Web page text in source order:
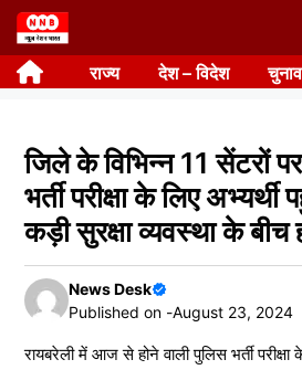
Skip
to
content राज्य देश – विदेश
जिले के विभिन्न 11 सेंटरों
भर्ती परीक्षा के लिए अभ्यर्थी
कड़ी सुरक्षा व्यवस्था के बीच
News Desk
Published on -August 23, 2024
रायबरेली में आज से होने वाली पुलिस भर्ती परीक्षा